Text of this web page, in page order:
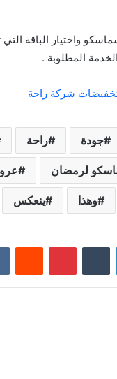
واختيار الباقة
المطلوبة .
شركة راحة
جودة راحة
لرمضان
وهذا ينعكس
لينكدإن بينتيريست